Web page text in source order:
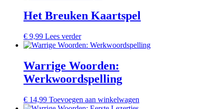
Het Breuken Kaartspel
€ 9,99 Lees verder
Warrige Woorden:
Werkwoordspelling
€ 14,99 Toevoegen aan winkelwagen